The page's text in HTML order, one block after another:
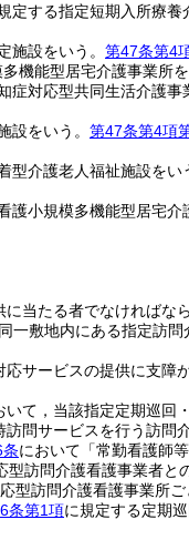
する指定短期入所療養
設をいう。 第47条第4
機能型居宅介護事業所を
症対応型共同生活介護事
設をいう。 第47条第4項
型介護老人福祉施設をい
護小規模多機能型居宅介
当たる者でなければなら
敷地内にある指定訪
サービスの提供に支障
て，当該指定定期巡回
問サービスを行う訪問
において「常勤看護師
訪問介護看護事業者と
訪問介護看護事業所
条第1項に規定する定期